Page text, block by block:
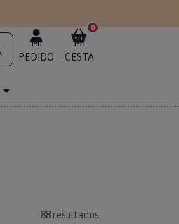
MI
PEDIDO
0
MI
CESTA
88 resultados